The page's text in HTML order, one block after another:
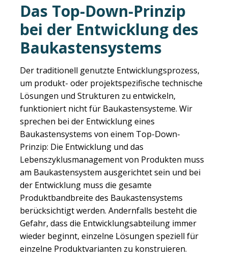
Das Top-Down-Prinzip
bei der Entwicklung des
Baukastensystems
Der traditionell genutzte Entwicklungsprozess,
um produkt- oder projektspezifische technische
Lösungen und Strukturen zu entwickeln,
funktioniert nicht für Baukastensysteme. Wir
sprechen bei der Entwicklung eines
Baukastensystems von einem Top-Down-
Prinzip: Die Entwicklung und das
Lebenszyklusmanagement von Produkten muss
am Baukastensystem ausgerichtet sein und bei
der Entwicklung muss die gesamte
Produktbandbreite des Baukastensystems
berücksichtigt werden. Andernfalls besteht die
Gefahr, dass die Entwicklungsabteilung immer
wieder beginnt, einzelne Lösungen speziell für
einzelne Produktvarianten zu konstruieren.